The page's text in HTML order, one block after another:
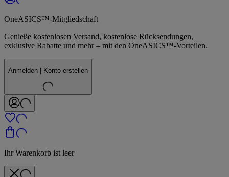
OneASICS™-Mitgliedschaft
Genieße kostenlosen Versand, kostenlose Rücksendungen,
exklusive Rabatte und mehr – mit den OneASICS™-Vorteilen.
Anmelden | Konto erstellen
Ihr Warenkorb ist leer